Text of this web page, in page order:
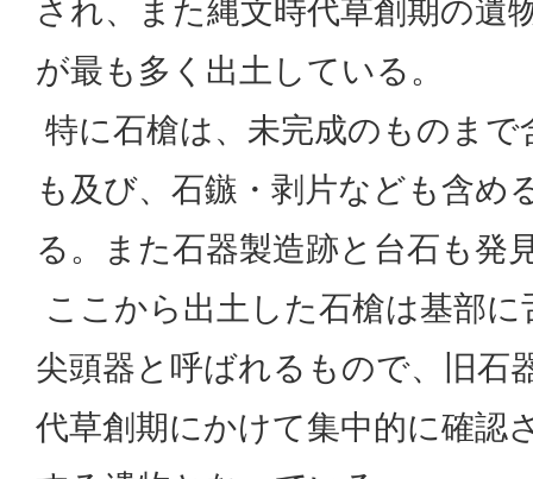
され、また縄文時代草創期の遺
が最も多く出土している。
特に石槍は、未完成のものま
も及び、石鏃・剥片なども含め
る。また石器製造跡と台石も発
ここから出土した石槍は基部
尖頭器と呼ばれるもので、旧石
代草創期にかけて集中的に確認